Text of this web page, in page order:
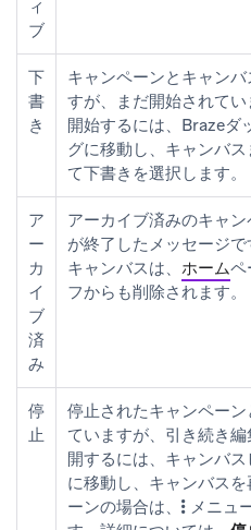
ィ
ブ
下
書
き
キャンペーンとキャン
すが、まだ開始されて
開始するには、Brazeダ
グに移動し、 キャンバス
て下書きを選択します。
ア
ー
カ
イ
ブ
済
み
アーカイブ済みのキャ
が終了したメッセージ
キャンバスは、 ホームペ
フからも削除されます。
停
止
停止されたキャンペー
ていますが、引き続き
開するには、キャンバ
に移動し、 キャンバスを
ーンの場合は、
メニュ